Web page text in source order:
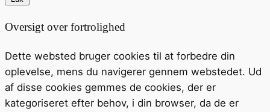
Oversigt over fortrolighed
Dette websted bruger cookies til at forbedre din
oplevelse, mens du navigerer gennem webstedet. Ud
af disse cookies gemmes de cookies, der er
kategoriseret efter behov, i din browser, da de er